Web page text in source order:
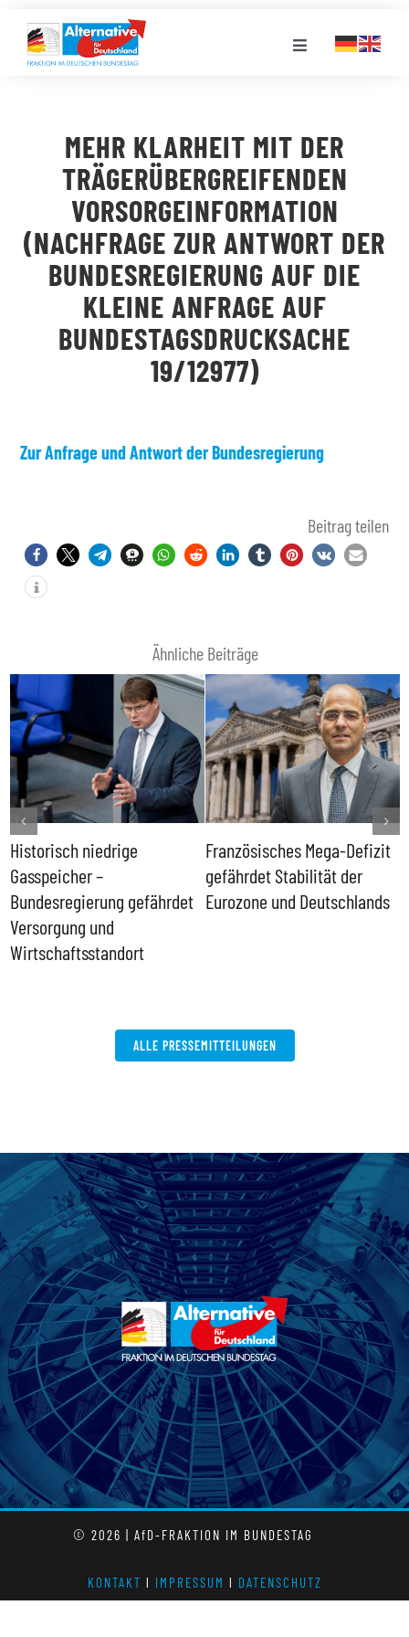
Inhalt
springen
Toggle
LANDESGRUPPEN
VERANSTALTUNGEN
PRESSE
STELLENPORTAL
MEHR KLARHEIT MIT DER
TRÄGERÜBERGREIFENDEN
VORSORGEINFORMATION
(NACHFRAGE ZUR ANTWORT DER
BUNDESREGIERUNG AUF DIE
KLEINE ANFRAGE AUF
BUNDESTAGSDRUCKSACHE
19/12977)
Zur Anfrage und Antwort der Bundesregierung
Beitrag teilen
Ähnliche Beiträge
Historisch niedrige
Gasspeicher –
Bundesregierung gefährdet
Versorgung und
Wirtschaftsstandort
Französisches Mega-Defizit
gefährdet Stabilität der
Eurozone und Deutschlands
ALLE PRESSEMITTEILUNGEN
© 2026 | AfD-FRAKTION IM BUNDESTAG
KONTAKT l IMPRESSUM l DATENSCHUTZ